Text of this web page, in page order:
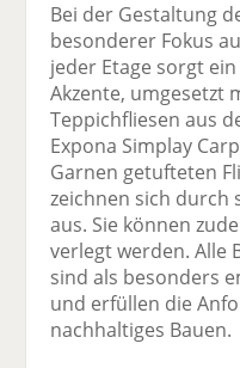
Bei der Gestaltung
besonderer Fokus
jeder Etage sorgt
Akzente, umgesetzt
Teppichfliesen aus
Expona Simplay
Garnen getufteten
zeichnen sich durch
aus. Sie können
verlegt werden. Alle
sind als besonders
und erfüllen die
nachhaltiges Bauen.